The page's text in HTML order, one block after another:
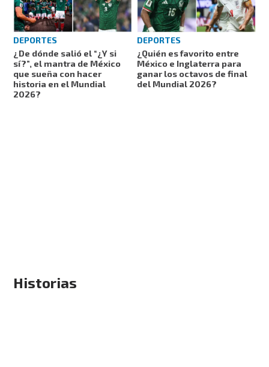
DEPORTES
¿De dónde salió el “¿Y si
sí?”, el mantra de México
que sueña con hacer
historia en el Mundial
2026?
DEPORTES
¿Quién es favorito entre
México e Inglaterra para
ganar los octavos de final
del Mundial 2026?
Historias